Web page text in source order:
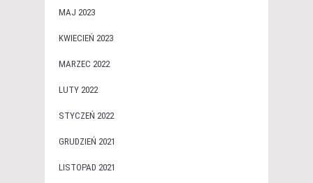
MAJ 2023
KWIECIEŃ 2023
MARZEC 2022
LUTY 2022
STYCZEŃ 2022
GRUDZIEŃ 2021
LISTOPAD 2021